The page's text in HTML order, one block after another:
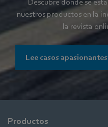
Descubre dónde se
nuestros productos en la
la revista
Lee casos
Productos